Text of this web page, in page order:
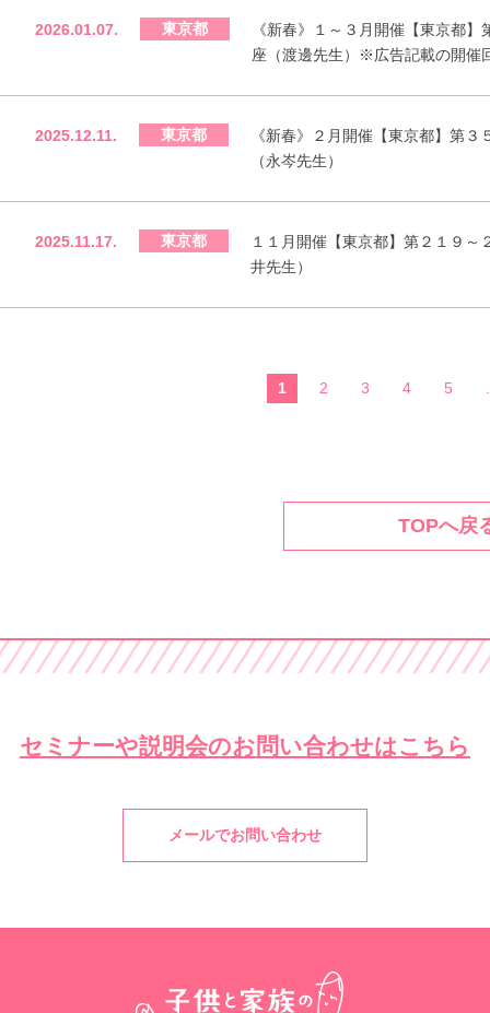
2026.01.07. 東京都
《新春》１～３月開催【東京都
座（渡邊先生）※広告記載の開催
2025.12.11. 東京都
《新春》２月開催【東京都】第
（永岑先生）
2025.11.17. 東京都
１１月開催【東京都】第２１９
井先生）
1 2 3 4 5
TOPへ戻
セミナーや説明会のお問い合わせはこちら
メールでお問い合わせ